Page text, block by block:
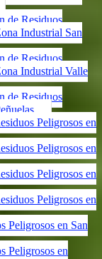
de Residuos
Industrial San
de Residuos
Industrial Valle
de Residuos
Peligrosos en
Peligrosos en
Peligrosos en
Peligrosos en
Peligrosos en San
Peligrosos en